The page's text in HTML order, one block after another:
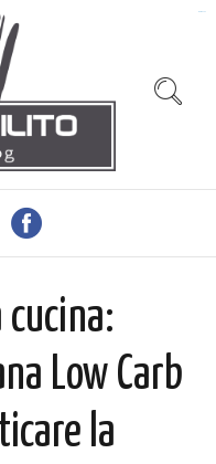
cucina:
Low Carb
la